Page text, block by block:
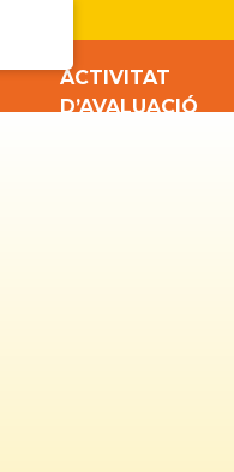
ACTIVITAT
D’AVALUACIÓ